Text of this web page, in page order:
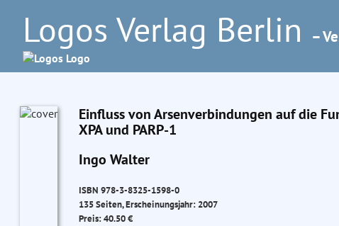
Logos Verlag Berlin –
Einfluss von Arsenverbindungen auf die
XPA und PARP-1
Ingo Walter
ISBN 978-3-8325-1598-0
135 Seiten, Erscheinungsjahr: 2007
Preis: 40.50 €